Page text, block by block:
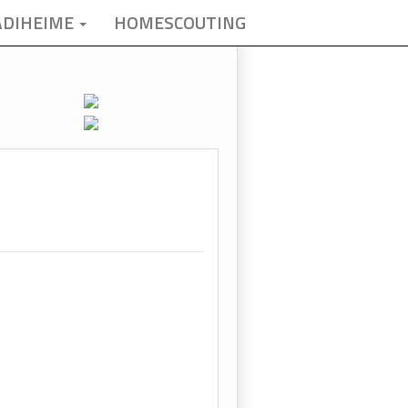
HOMESCOUTING